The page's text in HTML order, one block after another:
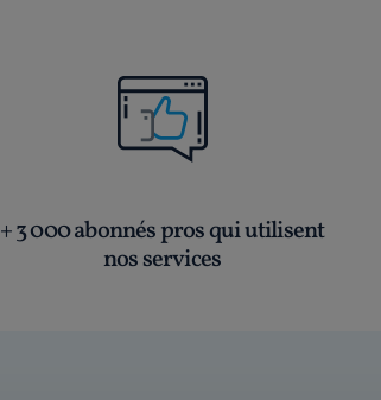
+ 3 000 abonnés pros qui utilisent
nos services